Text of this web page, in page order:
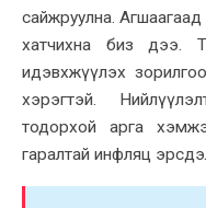
сайжруулна.
хатчихна биз дээ.
идэвхжүүлэх
хэрэгтэй.
тодорхой арга
гаралтай инфляц